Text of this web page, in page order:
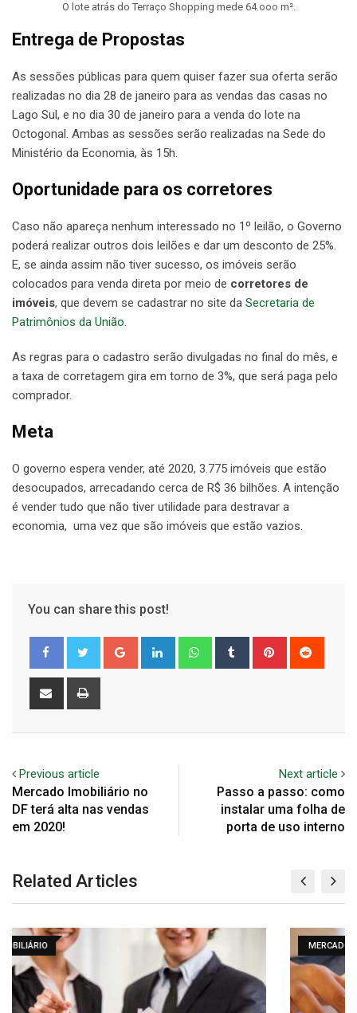
O lote atrás do Terraço Shopping mede 64.ooo m².
Entrega de Propostas
As sessões públicas para quem quiser fazer sua oferta serão
realizadas no dia 28 de janeiro para as vendas das casas no
Lago Sul, e no dia 30 de janeiro para a venda do lote na
Octogonal. Ambas as sessões serão realizadas na Sede do
Ministério da Economia, às 15h.
Oportunidade para os corretores
Caso não apareça nenhum interessado no 1º leilão, o Governo
poderá realizar outros dois leilões e dar um desconto de 25%.
E, se ainda assim não tiver sucesso, os imóveis serão
colocados para venda direta por meio de corretores de
imóveis, que devem se cadastrar no site da Secretaria de
Patrimônios da União.
As regras para o cadastro serão divulgadas no final do mês, e
a taxa de corretagem gira em torno de 3%, que será paga pelo
comprador.
Meta
O governo espera vender, até 2020, 3.775 imóveis que estão
desocupados, arrecadando cerca de R$ 36 bilhões. A intenção
é vender tudo que não tiver utilidade para destravar a
economia, uma vez que são imóveis que estão vazios.
You can share this post!
Google+ LinkedIn WhatsappTumblr Pinterest
Share
Previous article
Mercado Imobiliário no
DF terá alta nas vendas
em 2020!
Next article
Passo a passo: como
instalar uma folha de
porta de uso interno
Related Articles
MERCADO IMOBILIÁRIO